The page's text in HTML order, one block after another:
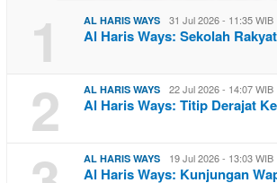
1 AL HARIS WAYS 31 Jul 2026 - 11:35 WIB
Al Haris Ways: Sekolah
2 AL HARIS WAYS 22 Jul 2026 - 14:07 WIB
Al Haris Ways: Titip Derajat
AL HARIS WAYS 19 Jul 2026 - 13:03 WIB
Al Haris Ways: Kunjungan